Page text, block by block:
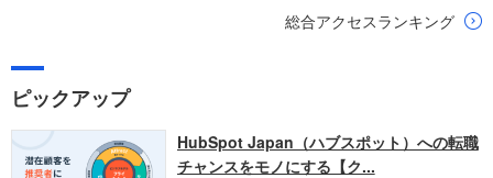
総合アクセスランキング
ピックアップ
HubSpot Japan（ハブスポット）への転職
チャンスをモノにする【ク...